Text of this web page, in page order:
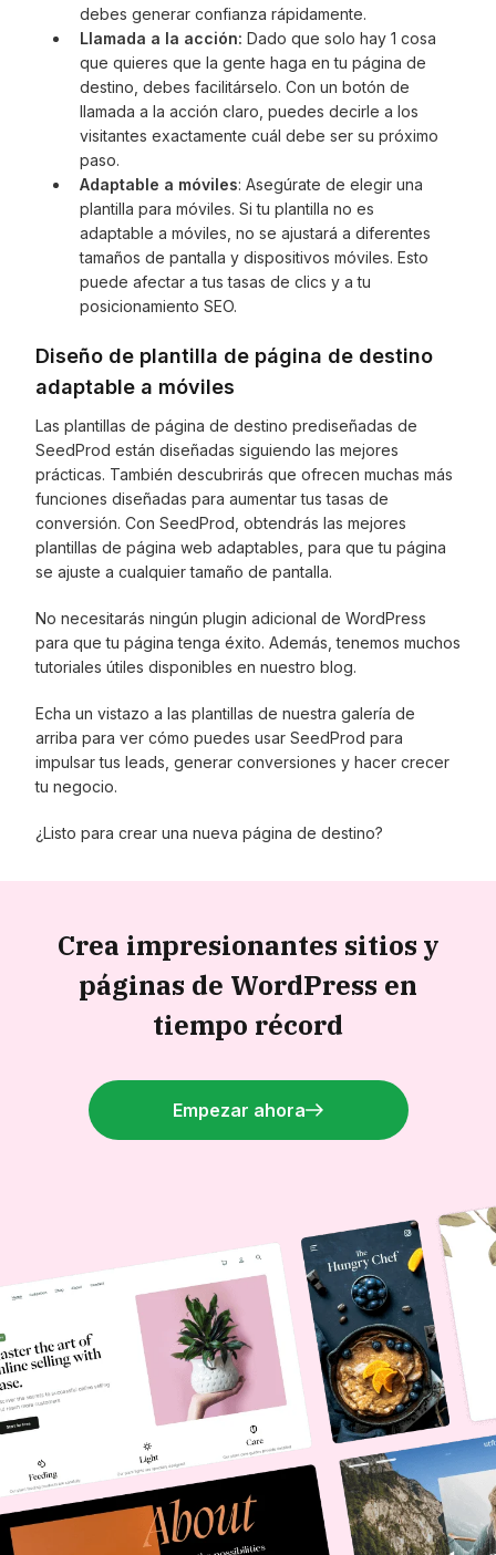
debes generar confianza rápidamente.
Llamada a la acción: Dado que solo hay 1 cosa
que quieres que la gente haga en tu página de
destino, debes facilitárselo. Con un botón de
llamada a la acción claro, puedes decirle a los
visitantes exactamente cuál debe ser su próximo
paso.
Adaptable a móviles: Asegúrate de elegir una
plantilla para móviles. Si tu plantilla no es
adaptable a móviles, no se ajustará a diferentes
tamaños de pantalla y dispositivos móviles. Esto
puede afectar a tus tasas de clics y a tu
posicionamiento SEO.
Diseño de plantilla de página de destino
adaptable a móviles
Las plantillas de página de destino prediseñadas de
SeedProd están diseñadas siguiendo las mejores
prácticas. También descubrirás que ofrecen muchas más
funciones diseñadas para aumentar tus tasas de
conversión. Con SeedProd, obtendrás las mejores
plantillas de página web adaptables, para que tu página
se ajuste a cualquier tamaño de pantalla.
No necesitarás ningún plugin adicional de WordPress
para que tu página tenga éxito. Además, tenemos muchos
tutoriales útiles disponibles en nuestro blog.
Echa un vistazo a las plantillas de nuestra galería de
arriba para ver cómo puedes usar SeedProd para
impulsar tus leads, generar conversiones y hacer crecer
tu negocio.
¿Listo para crear una nueva página de destino?
Crea impresionantes sitios y
páginas de WordPress en
tiempo récord
Empezar ahora